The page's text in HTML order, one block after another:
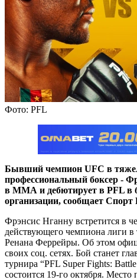
Фото: PFL
Бывший чемпион UFC в
профессиональный боксер -
в ММА и дебютирует в PFL в
организации, сообщает
Фрэнсис Нганну встретится в
действующего чемпиона лиги в
Ренана Феррейры. Об этом
своих соц. сетях. Бой станет
турнира “PFL Super Fights:
состоится 19-го октября. Место